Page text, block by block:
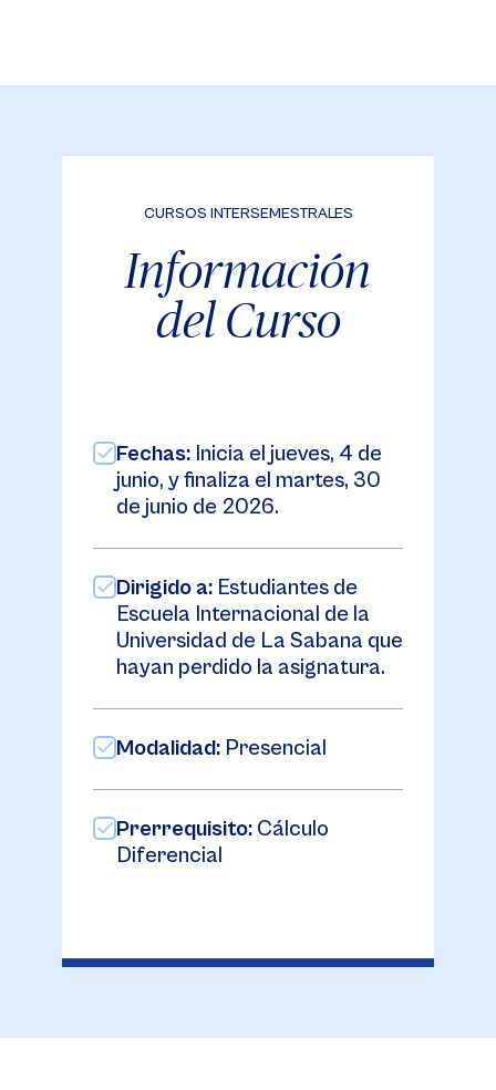
CURSOS INTERSEMESTRALES
Información
del Curso
Fechas: Inicia el jueves, 4 de
junio, y finaliza el martes, 30
de junio de 2026.
Dirigido a: Estudiantes de
Escuela Internacional de la
Universidad de La Sabana que
hayan perdido la asignatura.
Modalidad: Presencial
Prerrequisito: Cálculo
Diferencial